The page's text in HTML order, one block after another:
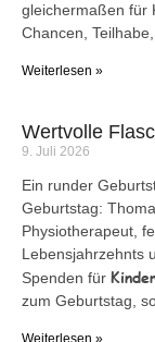
gleichermaßen für
Chancen,
Weiterlesen »
Wertvolle
9. Juli 2026
Ein runder
Geburtstag:
Physiotherapeut,
Lebensjahrzehnts
Spenden für
zum Geburtstag,